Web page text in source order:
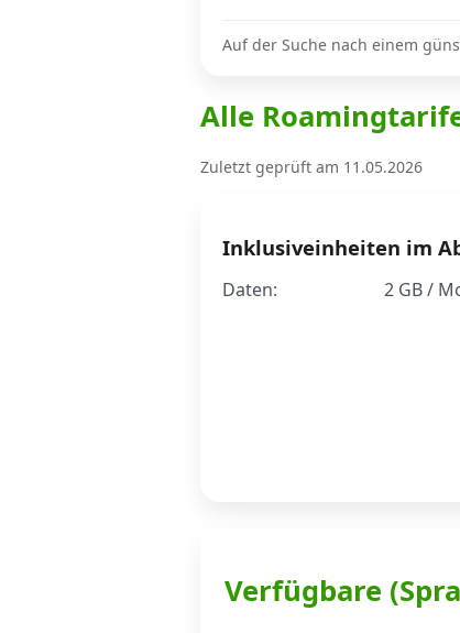
Auf der Suche nach einem
Alle
Zuletzt geprüft am 11.05.2026
Inklusiveinheiten im
Daten: 2 GB /
Verfügbare